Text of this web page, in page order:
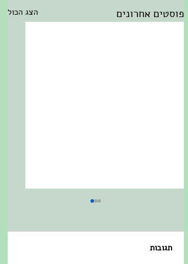
פוסטים אחרונים הצג הכול
תגובות